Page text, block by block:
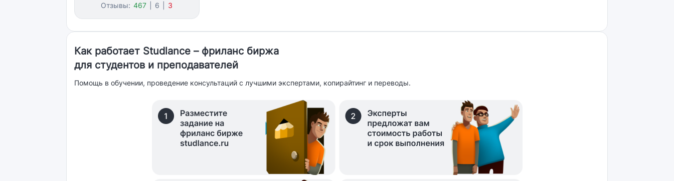
Отзывы: 467 6 3
Как работает Studlance – фриланс биржа
для студентов и преподавателей
Помощь в обучении, проведение консультаций с лучшими экспертами, копирайтинг и переводы.